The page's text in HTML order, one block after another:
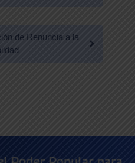
de Renuncia a la